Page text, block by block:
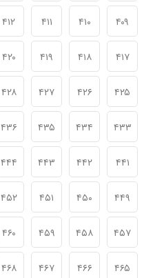
۴۰۹ ۴۱۰ ۴۱۱ ۴۱۲
۴۱۷ ۴۱۸ ۴۱۹ ۴۲۰
۴۲۵ ۴۲۶ ۴۲۷ ۴۲۸
۴۳۳ ۴۳۴ ۴۳۵ ۴۳۶
۴۴۱ ۴۴۲ ۴۴۳ ۴۴۴
۴۴۹ ۴۵۰ ۴۵۱ ۴۵۲
۴۵۷ ۴۵۸ ۴۵۹ ۴۶۰
۴۶۵ ۴۶۶ ۴۶۷ ۴۶۸